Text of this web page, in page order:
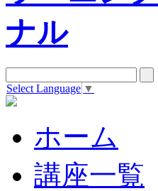
Select Language ▼
ホーム
講座一覧